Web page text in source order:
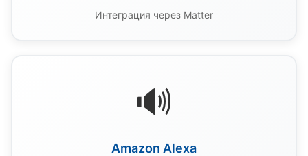
Интеграция через Matter
🔊
Amazon Alexa